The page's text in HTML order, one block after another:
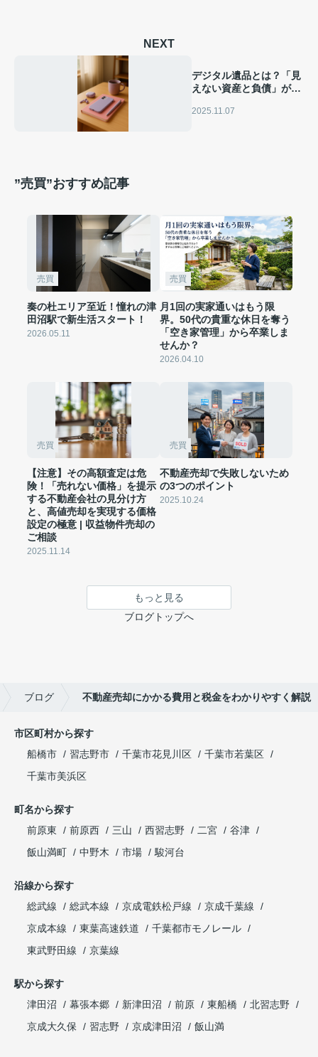
NEXT
デジタル遺品とは？「見
えない資産と負債」が家
2025.11.07
”売買”おすすめ記事
売買
奏の杜エリア至近！憧れの津
田沼駅で新生活スタート！
2026.05.11
売買
月1回の実家通いはもう限
界。50代の貴重な休日を奪う
「空き家管理」から卒業しま
せんか？
2026.04.10
売買
【注意】その高額査定は危
険！「売れない価格」を提示
する不動産会社の見分け方
と、高値売却を実現する価格
設定の極意 | 収益物件売却の
ご相談
2025.11.14
売買
不動産売却で失敗しないため
の3つのポイント
2025.10.24
もっと見る
ブログトップへ
ブログ 不動産売却にかかる費用と税金をわかりやすく解説
市区町村から探す
船橋市
習志野市 千葉市花見川区
千葉市若葉区
千葉市美浜区
町名から探す
前原東
前原西 三山 西習志野 二宮
谷津
飯山満町
中野木 市場 駿河台
沿線から探す
総武線
総武本線 京成電鉄松戸線
京成千葉線
京成本線
東葉高速鉄道
千葉都市モノレール
東武野田線
京葉線
駅から探す
津田沼
幕張本郷 新津田沼 前原 東船橋
北習志野
京成大久保
習志野 京成津田沼 飯山満